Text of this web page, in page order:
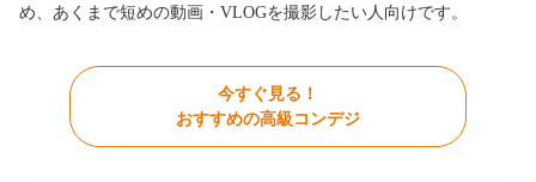
め、あくまで短めの動画・VLOGを撮影したい人向けです。
今すぐ見る！
おすすめの高級コンデジ